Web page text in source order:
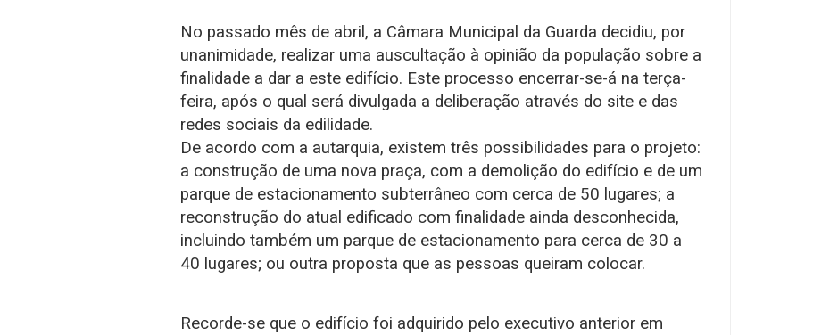
No passado mês de abril, a Câmara Municipal da Guarda decidiu, por
unanimidade, realizar uma auscultação à opinião da população sobre a
finalidade a dar a este edifício. Este processo encerrar-se-á na terça-
feira, após o qual será divulgada a deliberação através do site e das
redes sociais da edilidade.
De acordo com a autarquia, existem três possibilidades para o projeto:
a construção de uma nova praça, com a demolição do edifício e de um
parque de estacionamento subterrâneo com cerca de 50 lugares; a
reconstrução do atual edificado com finalidade ainda desconhecida,
incluindo também um parque de estacionamento para cerca de 30 a
40 lugares; ou outra proposta que as pessoas queiram colocar.
Recorde-se que o edifício foi adquirido pelo executivo anterior em